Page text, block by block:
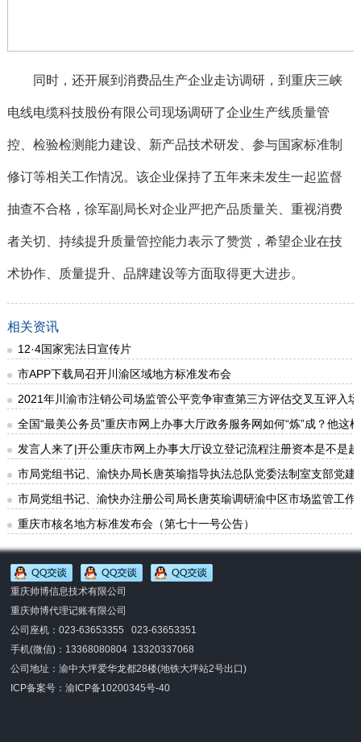
同时，还开展到消费品生产企业走访调研，到重庆三峡
电线电缆科技股份有限公司现场调研了企业生产线质量管
控、检验检测能力建设、新产品技术研发、参与国家标准制
修订等相关工作情况。该企业保持了五年来未发生一起监督
抽查不合格，徐军副局长对企业严把产品质量关、重视消费
者关切、持续提升质量管控能力表示了赞赏，希望企业在技
术协作、质量提升、品牌建设等方面取得更大进步。
相关资讯
12·4国家宪法日宣传片
市APP下载局召开川渝区域地方标准发布会
2021年川渝市注销公司场监管公平竞争审查第三方评估交叉互评入场
全国“最美公务员”重庆市网上办事大厅政务服务网如何“炼”成？他这
发言人来了|开公重庆市网上办事大厅设立登记流程注册资本是不是
市局党组书记、渝快办局长唐英瑜指导执法总队党委法制室支部党建
市局党组书记、渝快办注册公司局长唐英瑜调研渝中区市场监管工作
重庆市核名地方标准发布会（第七十一号公告）
重庆帅博信息技术有限公司
重庆帅博代理记账有限公司
公司座机：023-63653355 023-63653351
手机(微信)： 13368080804 13320337068
公司地址：渝中大坪爱华龙都28楼(地铁大坪站2号出口)
ICP备案号：渝ICP备10200345号-40